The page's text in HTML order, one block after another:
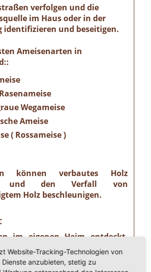
verfolgen und die
im Haus oder in der
identifizieren und beseitigen.
Ameisenarten in
Wegameise
Ameise
( Rossameise )
können verbautes Holz
und den Verfall von
Holz beschleunigen.
im eigenen Heim entdeckt,
ernst nehmen. Einige
sind nämlich Vorrats- und
von denen ein nicht zu
Website-Tracking-Technologien von
Dienste anzubieten, stetig zu